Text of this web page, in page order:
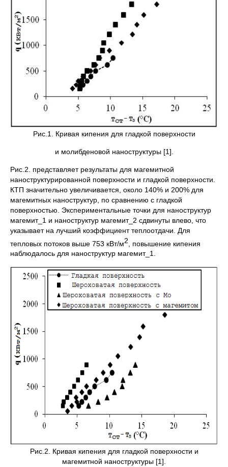
Рис.1. Кривая кипения для гладкой поверхности
и молибденовой наноструктуры [1].
Рис.2. представляет результаты для магемитной
наноструктурированной поверхности и гладкой поверхности.
КТП значительно увеличивается, около 140% и 200% для
магемитных наноструктур, по сравнению с гладкой
поверхностью. Экспериментальные точки для наноструктур
магемит_1 и наноструктур магемит_2 сдвинуты влево, что
указывает на лучший коэффициент теплоотдачи. Для
тепловых потоков выше 753 кВт/м2 , повышение кипения
наблюдалось для наноструктур магемит_1.
Рис.2. Кривая кипения для гладкой поверхности и
магемитной наноструктуры [1].